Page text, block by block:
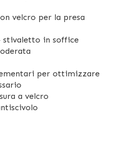
velcro per la presa
in soffice
per ottimizzare
a velcro